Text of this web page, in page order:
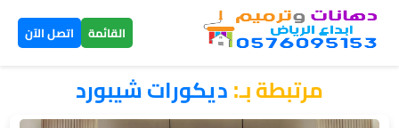
القائمة اتصل الآن ×
مرتبطة بـ:ديكورات شيبورد